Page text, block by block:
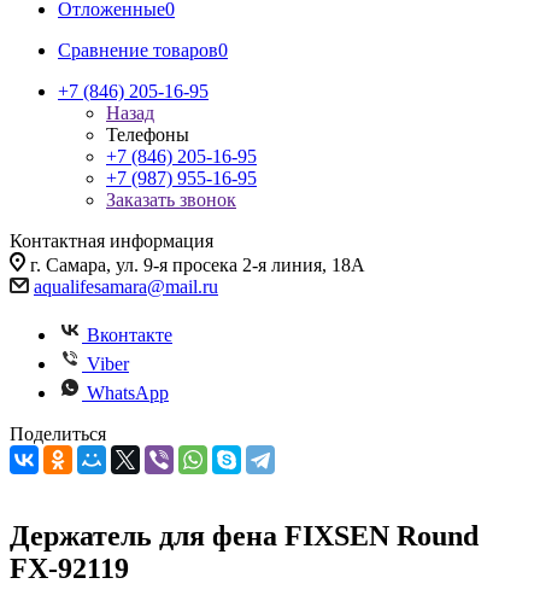
Отложенные0
Сравнение товаров0
+7 (846) 205-16-95
Назад
Телефоны
+7 (846) 205-16-95
+7 (987) 955-16-95
Заказать звонок
Контактная информация
г. Самара, ул. 9-я просека 2-я линия, 18А
aqualifesamara@mail.ru
Вконтакте
Viber
WhatsApp
Поделиться
Держатель для фена FIXSEN Round
FX-92119